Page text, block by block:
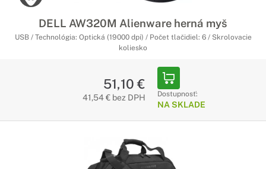
DELL AW320M Alienware herná myš
USB / Technológia: Optická (19000 dpi) / Počet tlačidiel: 6 / Skrolovacie
koliesko
51,10 €
41,54 € bez DPH Dostupnosť:
NA SKLADE